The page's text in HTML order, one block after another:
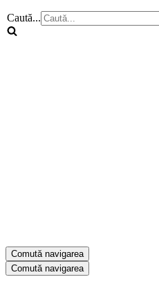
Caută...
Comută navigarea
Comută navigarea